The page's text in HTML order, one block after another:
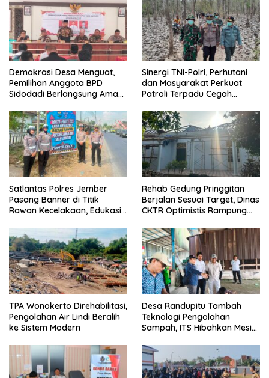
Demokrasi Desa Menguat,
Pemilihan Anggota BPD
Sidodadi Berlangsung Aman
Babinsa dan
Bhabinkamtibmas
Sinergi TNI-Polri, Perhutani
dan Masyarakat Perkuat
Patroli Terpadu Cegah
Satlantas Polres Jember
Pasang Banner di Titik
Rawan Kecelakaan, Edukasi
Keselamatan
Rehab Gedung Pringgitan
Berjalan Sesuai Target, Dinas
CKTR Optimistis Rampung
TPA Wonokerto Direhabilitasi,
Pengolahan Air Lindi Beralih
ke Sistem Modern
Desa Randupitu Tambah
Teknologi Pengolahan
Sampah, ITS Hibahkan Mesin